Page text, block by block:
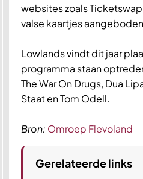
websites zoals
valse kaartjes
Lowlands vindt dit jaar
programma staan
The War On Drugs, Dua
Staat en Tom Odell.
Bron: Omroep Flevoland
Gerelateerde links